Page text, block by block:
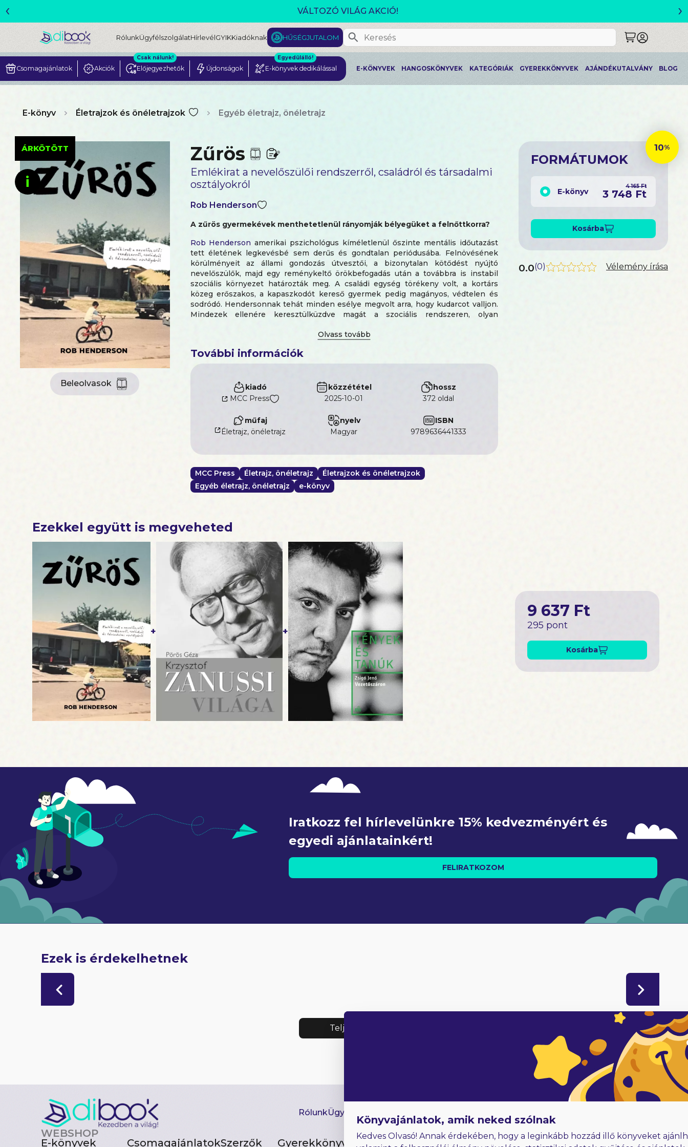
CSOMAGAJÁNLATOK- AKÁR 25% KEDVEZMÉNNYEL!!
‹ ›
RólunkÜgyfélszolgálatHírlevélGYIKKiadóknak HŰSÉGJUTALOM
Csomagajánlatok Akciók Előjegyezhetők
Csak nálunk!
Újdonságok E-könyvek dedikálással
Egyedülálló!
E-KÖNYVEK HANGOSKÖNYVEK KATEGÓRIÁK GYEREKKÖNYVEK AJÁNDÉKUTALVÁNY BLOG
E-könyv Életrajzok és önéletrajzok Egyéb életrajz, önéletrajz
ÁRKÖTÖTT
i
Beleolvasok
Zűrös
Emlékirat a nevelőszülői rendszerről, családról és társadalmi
osztályokról
Rob Henderson
A zűrös gyermekévek menthetetlenül rányomják bélyegüket a felnőttkorra?
Rob Henderson amerikai pszichológus kíméletlenül őszinte mentális időutazást
tett életének legkevésbé sem derűs és gondtalan periódusába. Felnövésének
körülményeit az állami gondozás útvesztői, a bizonytalan kötődést nyújtó
nevelőszülők, majd egy reménykeltő örökbefogadás után a továbbra is instabil
szociális környezet határozták meg. A családi egység törékeny volt, a kortárs
közeg erőszakos, a kapaszkodót kereső gyermek pedig magányos, védtelen és
sodródó. Hendersonnak tehát minden esélye megvolt arra, hogy kudarcot valljon.
Mindezek ellenére keresztülküzdve magát a szociális rendszeren, olyan
A világ legrangosabb oktatási intézményeiben megtapasztalta az elit merőben
más gondolkodásmódját. Szembesült vele, hogy a gazdagság és a státusz
hagyományos szimbólumai – mint a drága órák vagy autók – másodlagossá váltak,
és helyüket olyan „luxushiedelmek” foglalták el, mint a család hagyományos
szerepének relativizálása vagy a drogok dekriminalizálása. Henderson rávilágít arra,
hogy míg a „progresszív” nézetek hangoztatása a gazdagabbak számára társadalmi
presztízst ad, addig a kevésbé tehetős rétegeknek már komoly károkat okoz.
nemcsak egy felkavaró történet identitáskeresésről, kitörési vágyról és
kitartásról, de egyúttal a modern társadalom éles kritikája is.
További információk
kiadó
MCC Press
közzététel
2025-10-01
hossz
372 oldal
műfaj
Életrajz, önéletrajz
nyelv
magyar
ISBN
9789636441333
MCC Press Életrajz, önéletrajz
Életrajzok és önéletrajzok
Egyéb életrajz, önéletrajz
e-könyv
FORMÁTUMOK
10%
E-könyv
4 165 Ft
3 748 Ft
Kosárba
0.0(0) Vélemény írása
Ezekkel együtt is megveheted
+ +
9 637 Ft
295 pont
Kosárba
Iratkozz fel hírlevelünkre 15% kedvezményért és
egyedi ajánlatainkért!
FELIRATKOZOM
Ezek is érdekelhetnek
Teljes lista
RólunkÜgyfélszolgálat
WEBSHOP
E-könyvek CsomagajánlatokSzerzők Gyerekkönyvek
Könyvajánlatok, amik neked szólnak
Kedves Olvasó! Annak érdekében, hogy a leginkább hozzád illő könyveket